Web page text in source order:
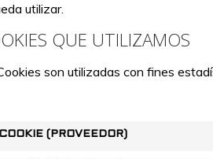
utilizar.
QUE UTILIZAMOS
son utilizadas con fines
COOKIE (PROVEEDOR)